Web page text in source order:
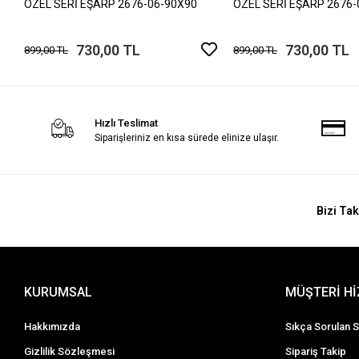
ÖZEL SERİ EŞARP 2676-06-90X90
899,00 TL 730,00 TL
ÖZEL SERİ EŞARP
899,00 TL 730,00 TL
Hızlı Teslimat
Siparişleriniz en kısa sürede elinize ulaşır.
Bizi
KURUMSAL
Hakkımızda
Gizlilik Sözleşmesi
MÜŞTERİ
Sıkça Sorulan
Sipariş Takip